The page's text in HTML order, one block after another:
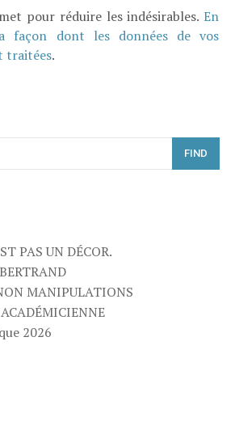
pour réduire les indésirables. En
façon dont les données de vos
traitées.
FIND
PAS UN DÉCOR.
MANIPULATIONS
2026